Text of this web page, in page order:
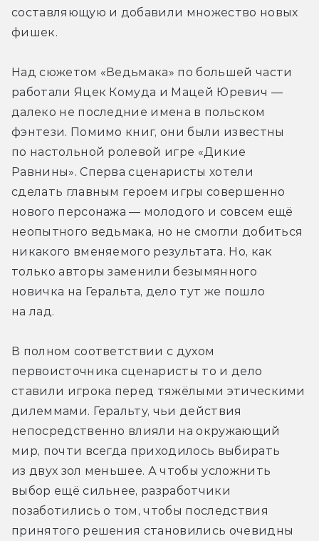
составляющую и добавили множество новых
фишек.
Над сюжетом «Ведьмака» по большей части
работали Яцек Комyда и Мaцей Юрeвич —
далеко не последние имена в польском
фэнтези. Помимо книг, они были известны
по настольной ролевой игре «Дикие
Равнины». Сперва сценаристы хотели
сделать главным героем игры совершенно
нового персонажа — молодого и совсем ещё
неопытного ведьмака, но не смогли добиться
никакого вменяемого результата. Но, как
только авторы заменили безымянного
новичка на Геральта, дело тут же пошло
на лад.
В полном соответствии с духом
первоисточника сценаристы то и дело
ставили игрока перед тяжёлыми этическими
дилеммами. Геральту, чьи действия
непосредственно влияли на окружающий
мир, почти всегда приходилось выбирать
из двух зол меньшее. А чтобы усложнить
выбор ещё сильнее, разработчики
позаботились о том, чтобы последствия
принятого решения становились очевидны